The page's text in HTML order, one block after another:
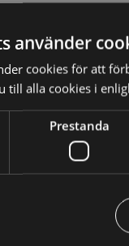
i
använder
cookies för att
till alla cookies i
Prestanda